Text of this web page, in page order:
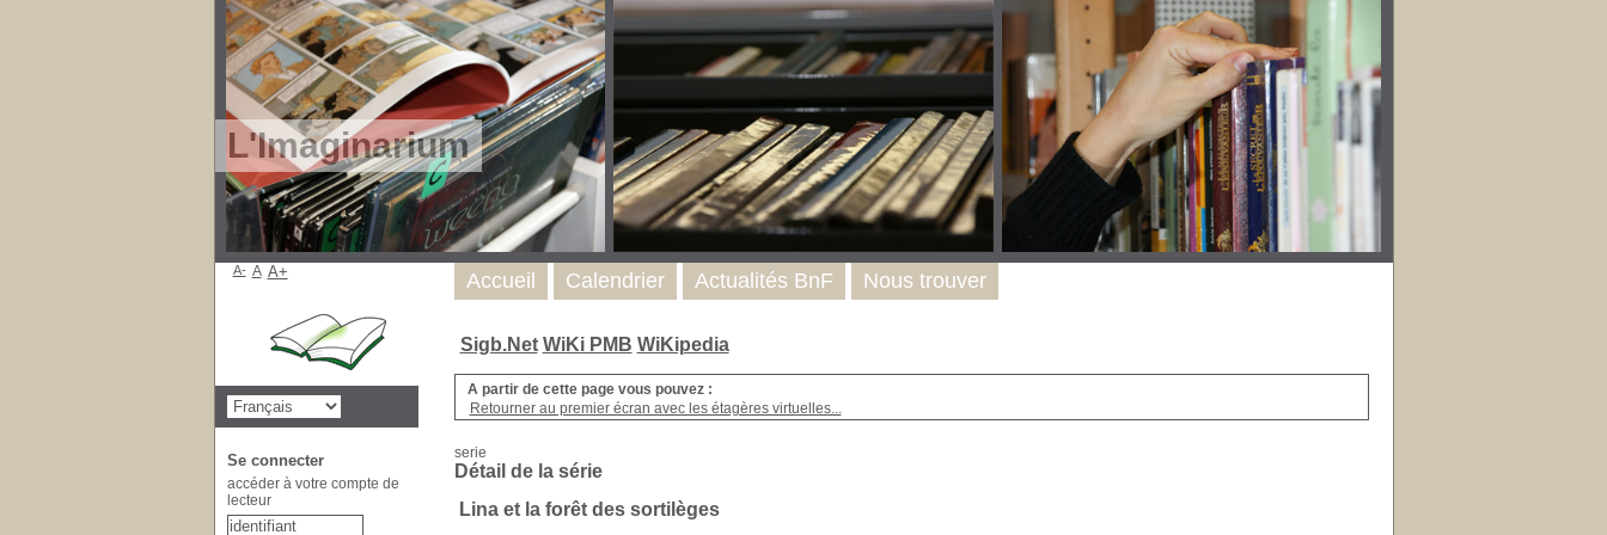
L'Imaginarium
Sigb.Net WiKi PMB WiKipedia
A partir de cette page vous pouvez :
Retourner au premier écran avec les étagères virtuelles...
serie
Détail de la série
Lina et la forêt des sortilèges
Accueil Calendrier Actualités BnF Nous trouver
A- A A+
Se connecter
accéder à votre compte de
lecteur